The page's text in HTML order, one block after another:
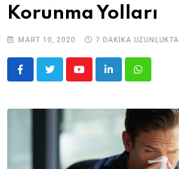
Korunma Yolları
MART 10, 2020 7 DAKIKA UZUNLUKTA